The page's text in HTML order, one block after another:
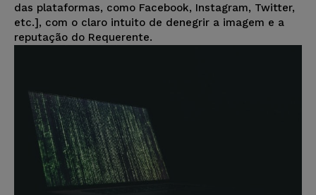
das plataformas, como Facebook, Instagram, Twitter,
etc.], com o claro intuito de denegrir a imagem e a
reputação do Requerente.